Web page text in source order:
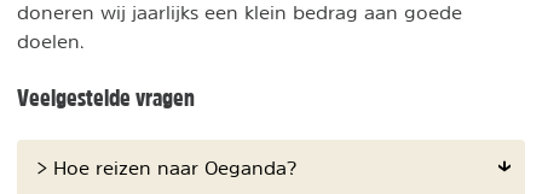
doneren wij jaarlijks een klein bedrag aan goede
doelen.
Veelgestelde vragen
> Hoe reizen naar Oeganda?